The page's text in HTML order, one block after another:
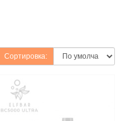
Сортировка: